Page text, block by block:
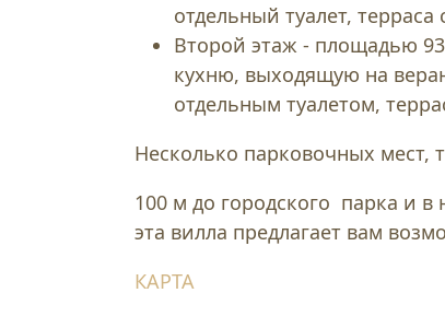
отдельный туалет, терраса
Второй этаж - площадью
кухню, выходящую на
отдельным туалетом,
Несколько парковочных мест,
100 м до городского парка и в
эта вилла предлагает вам
КАРТА